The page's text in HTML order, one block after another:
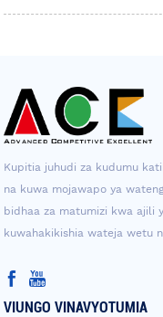
Kupitia juhudi za kudumu
na kuwa mojawapo ya
bidhaa za matumizi kwa ajili
kuwahakikishia wateja wetu
VIUNGO VINAVYOTUMIA